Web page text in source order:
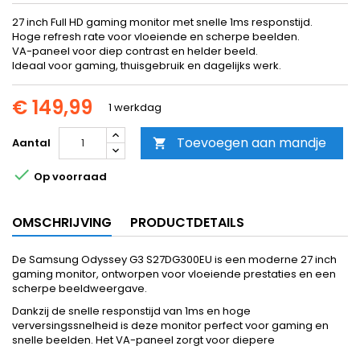
27 inch Full HD gaming monitor met snelle 1ms responstijd.
Hoge refresh rate voor vloeiende en scherpe beelden.
VA-paneel voor diep contrast en helder beeld.
Ideaal voor gaming, thuisgebruik en dagelijks werk.
€ 149,99 1 werkdag
Aantal  Toevoegen aan mandje
 Op voorraad
OMSCHRIJVING PRODUCTDETAILS
De Samsung Odyssey G3 S27DG300EU is een moderne 27 inch
gaming monitor, ontworpen voor vloeiende prestaties en een
scherpe beeldweergave.
Dankzij de snelle responstijd van 1ms en hoge
verversingssnelheid is deze monitor perfect voor gaming en
snelle beelden. Het VA-paneel zorgt voor diepere